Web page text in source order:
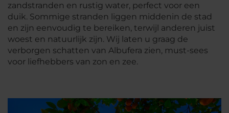
zandstranden en rustig water, perfect voor een
duik. Sommige stranden liggen middenin de stad
en zijn eenvoudig te bereiken, terwijl anderen juist
woest en natuurlijk zijn. Wij laten u graag de
verborgen schatten van Albufera zien, must-sees
voor liefhebbers van zon en zee.